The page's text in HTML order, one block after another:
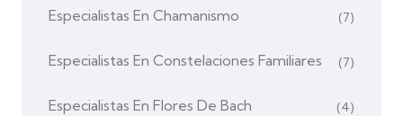
Especialistas En Chamanismo (7)
Especialistas En Constelaciones Familiares (7)
Especialistas En Flores De Bach (4)